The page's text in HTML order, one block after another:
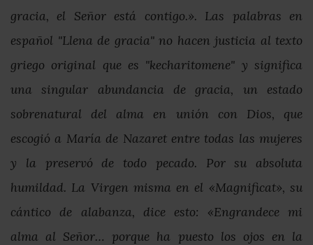
gracia, el Señor está contigo.». Las palabras en
español "Llena de gracia" no hacen justicia al texto
griego original que es "kecharitomene" y significa
una singular abundancia de gracia, un estado
sobrenatural del alma en unión con Dios, que
escogió a María de Nazaret entre todas las mujeres
y la preservó de todo pecado. Por su absoluta
humildad. La Virgen misma en el «Magnificat», su
cántico de alabanza, dice esto: «Engrandece mi
alma al Señor… porque ha puesto los ojos en la